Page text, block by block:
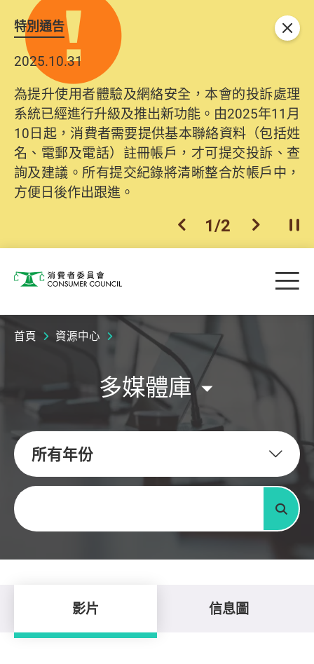
特別通告
2025.10.31
為提升使用者體驗及網絡安全，本會的投訴處理
系統已經進行升級及推出新功能。由2025年11月
10日起，消費者需要提供基本聯絡資料（包括姓
名、電郵及電話）註冊帳戶，才可提交投訴、查
詢及建議。所有提交紀錄將清晰整合於帳戶中，
方便日後作出跟進。
2026.06.29
消委會提醒消費者及商戶，本會僅於官方網站發
布消費警示。如接獲以消委會名義發出的產品回
收相關來電、電郵、短訊或社交媒體訊息，切勿
輕信回應，更應避免透露任何個人資料。如有疑
問，請致電防騙易熱線18222或消委會熱線2929
2222查詢。
上一個
1/2 下一個開
關閉
消費者委員會 目
首頁 資源中心
多媒體庫
所有年份
關鍵字
搜尋
影片 信息圖